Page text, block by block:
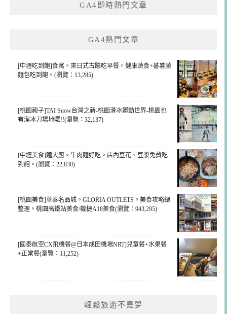
GA4即時熱門文章
GA4熱門文章
[中壢吃到飽]食寓。來日式古蹟吃早餐。健康蔬食+蕃薯藤
麵包吃到飽。(瀏覽：13,285)
[桃園親子]TAI Snow台灣之新-桃園滑冰運動世界-桃園也
有溜冰刀場地囉!!(瀏覽：32,137)
[中壢美食]麵大廚。牛肉麵好吃。店內豆花、豆漿免費吃
到飽。(瀏覽：22,830)
[桃園美食]華泰名品城。GLORIA OUTLETS。美食攻略總
整理。桃園高鐵站美食/機捷A18美食(瀏覽：943,295)
[國泰航空CX飛機餐@日本成田機場NRT]兒童餐+水果餐
+正常餐(瀏覽：11,252)
輕鬆旅遊不是夢